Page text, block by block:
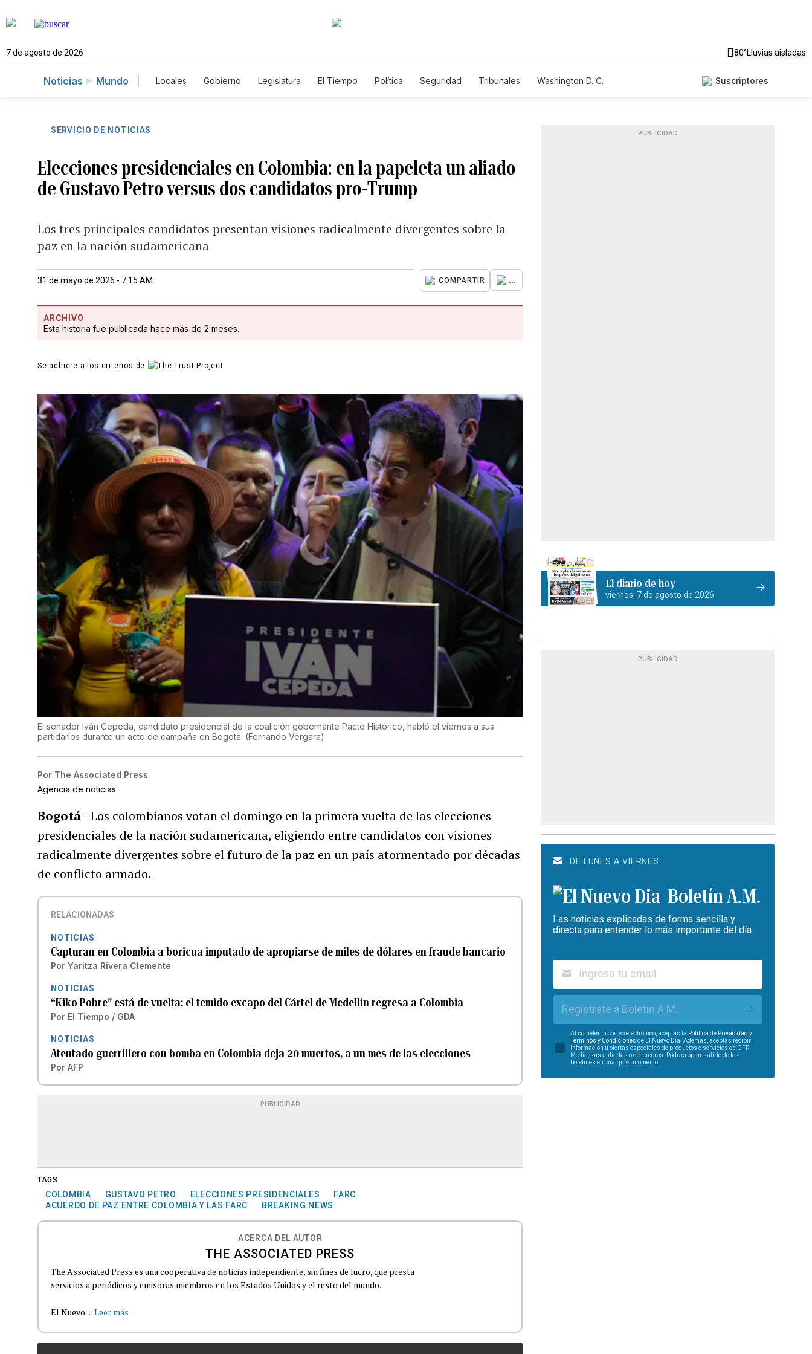
7 de agosto de 2026 80°Lluvias aisladas
Noticias Mundo Locales Gobierno Legislatura El Tiempo Política Seguridad Tribunales
Washington D. C.
Suscriptores
SERVICIO DE NOTICIAS
Elecciones presidenciales en Colombia: en la papeleta un aliado
de Gustavo Petro versus dos candidatos pro-Trump
Los tres principales candidatos presentan visiones radicalmente divergentes sobre la
paz en la nación sudamericana
31 de mayo de 2026 - 7:15 AM COMPARTIR ...
ARCHIVO
Esta historia fue publicada hace más de 2 meses.
Se adhiere a los criterios de
El senador Iván Cepeda, candidato presidencial de la coalición gobernante Pacto Histórico, habló el viernes a sus
partidarios durante un acto de campaña en Bogotá. (Fernando Vergara)
Por The Associated Press
Agencia de noticias
Bogotá- Los colombianos votan el domingo en la primera vuelta de las elecciones
presidenciales de la nación sudamericana, eligiendo entre candidatos con visiones
radicalmente divergentes sobre el futuro de la paz en un país atormentado por décadas
de conflicto armado.
RELACIONADAS
NOTICIAS
Capturan en Colombia a boricua imputado de apropiarse de miles de dólares en fraude bancario
Por Yaritza Rivera Clemente
NOTICIAS
“Kiko Pobre” está de vuelta: el temido excapo del Cártel de Medellín regresa a Colombia
Por El Tiempo / GDA
NOTICIAS
Atentado guerrillero con bomba en Colombia deja 20 muertos, a un mes de las elecciones
Por AFP
PUBLICIDAD
TAGS
COLOMBIA GUSTAVO PETRO ELECCIONES PRESIDENCIALES
FARC
ACUERDO DE PAZ ENTRE COLOMBIA Y LAS FARC
BREAKING NEWS
ACERCA DEL AUTOR
THE ASSOCIATED PRESS
The Associated Press es una cooperativa de noticias independiente, sin fines de lucro, que presta
servicios a periódicos y emisoras miembros en los Estados Unidos y el resto del mundo.
El Nuevo... Leer más
PUBLICIDAD
El diario de hoy
viernes, 7 de agosto de 2026
PUBLICIDAD
DE LUNES A VIERNES
Boletín A.M.
Las noticias explicadas de forma sencilla y
directa para entender lo más importante del día.
Regístrate a Boletín A.M.
Al someter tu correo electrónico, aceptas la Política de Privacidad y
Términos y Condiciones de El Nuevo Día. Además, aceptas recibir
información u ofertas especiales de productos o servicios de GFR
Media, sus afiliadas o de terceros. Podrás optar salirte de los
boletines en cualquier momento.